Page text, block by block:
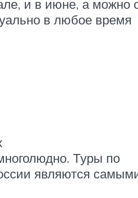
и в июне, а можно
в любое время
Туры по
являются